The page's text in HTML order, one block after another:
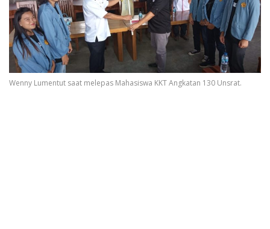
Wenny Lumentut saat melepas Mahasiswa KKT Angkatan 130 Unsrat.